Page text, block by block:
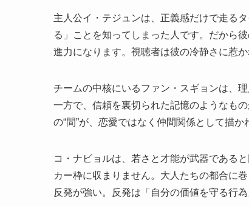
主人公イ・テジュンは、正義感だけで走る
る」ことを知ってしまった人です。だから
進力になります。視聴者は彼の冷静さに惹
チームの中核にいるファン・スギョンは、
一方で、信頼を裏切られた記憶のようなも
の“間”が、恋愛ではなく仲間関係として描
コ・ナビョルは、若さと才能が武器である
カー枠に収まりません。大人たちの都合に
反発が強い。反発は「自分の価値を守る行